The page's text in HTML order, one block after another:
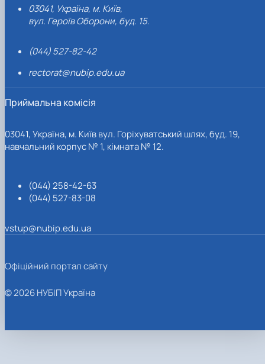
03041, Україна, м. Київ,
вул. Героїв Оборони, буд. 15.
(044) 527-82-42
rectorat@nubip.edu.ua
Приймальна комісія
03041, Україна, м. Київ вул. Горіхуватський шлях, буд. 19,
навчальний корпус № 1, кімната № 12.
(044) 258-42-63
(044) 527-83-08
vstup@nubip.edu.ua
Офіційний портал сайту
© 2026 НУБІП Україна